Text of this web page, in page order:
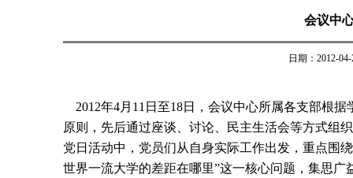
会议中
日期：2012-
2012年4月11日至18日，会议中心所属各支部根
原则，先后通过座谈、讨论、民主生活会等方式组
党日活动中，党员们从自身实际工作出发，重点围
世界一流大学的差距在哪里”这一核心问题，集思